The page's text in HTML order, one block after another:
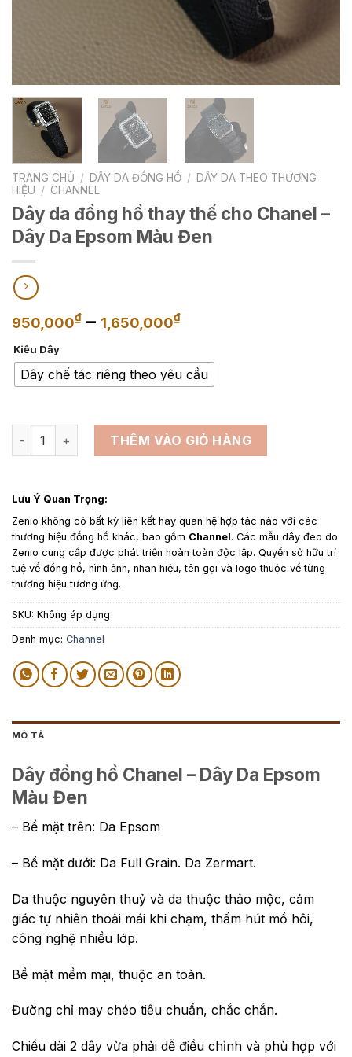
TRANG CHỦ / DÂY DA ĐỒNG HỒ / DÂY DA THEO THƯƠNG
HIỆU / CHANNEL
Dây da đồng hồ thay thế cho Chanel –
Dây Da Epsom Màu Đen
950,000₫ – 1,650,000₫Khoảng
từ
950,000₫
Kiểu Dây
Dây chế tác riêng theo yêu cầu
Dây da đồng hồ thay thế cho Chanel - Dây Da Epsom Màu
THÊM VÀO GIỎ HÀNG
Lưu Ý Quan Trọng:
Zenio không có bất kỳ liên kết hay quan hệ hợp tác nào với các
thương hiệu đồng hồ khác, bao gồm Channel. Các mẫu dây đeo do
Zenio cung cấp được phát triển hoàn toàn độc lập. Quyền sở hữu trí
tuệ về đồng hồ, hình ảnh, nhãn hiệu, tên gọi và logo thuộc về từng
thương hiệu tương ứng.
SKU: Không áp dụng
Danh mục: Channel
MÔ TẢ
Dây đồng hồ Chanel – Dây Da Epsom
Màu Đen
– Bề mặt trên: Da Epsom
– Bề mặt dưới: Da Full Grain. Da Zermart.
Da thuộc nguyên thuỷ và da thuộc thảo mộc, cảm
giác tự nhiên thoải mái khi chạm, thấm hút mồ hôi,
công nghệ nhiều lớp.
Bề mặt mềm mại, thuộc an toàn.
Đường chỉ may chéo tiêu chuẩn, chắc chắn.
Chiều dài 2 dây vừa phải dễ điều chỉnh và phù hợp với